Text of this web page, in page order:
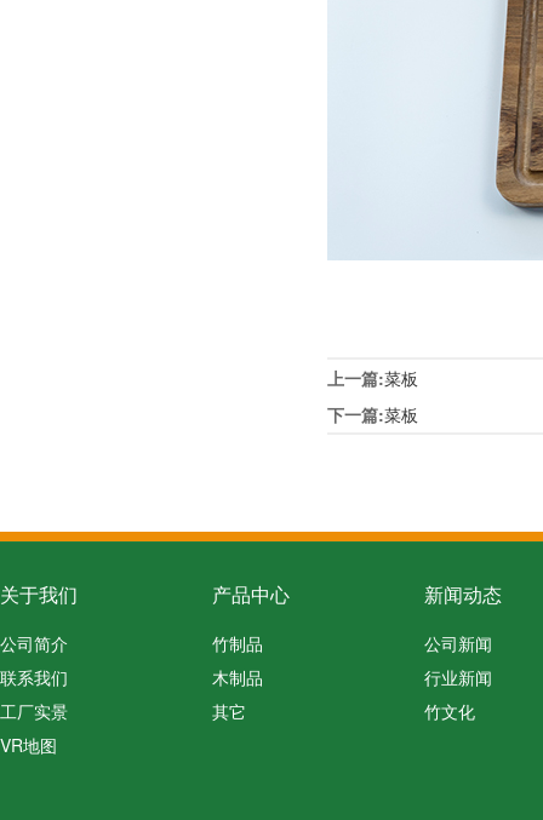
上一篇:菜板
下一篇:菜板
关于我们
公司简介
联系我们
工厂实景
VR地图
产品中心
竹制品
木制品
其它
新闻动态
公司新闻
行业新闻
竹文化